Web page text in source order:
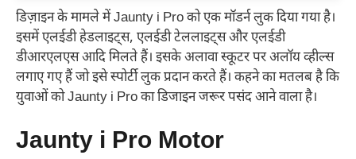
डिज़ाइन के मामले में Jaunty i Pro को एक मॉडर्न लुक दिया गया है।
इसमें एलईडी हेडलाइट्स, एलईडी टेललाइट्स और एलईडी
डीआरएलएस आदि मिलते हैं। इसके अलावा स्कूटर पर अलॉय व्हील्स
लगाए गए हैं जो इसे स्पोर्टी लुक प्रदान करते हैं। कहने का मतलब है कि
युवाओं को Jaunty i Pro का डिजाइन जरूर पसंद आने वाला है।
Jaunty i Pro Motor